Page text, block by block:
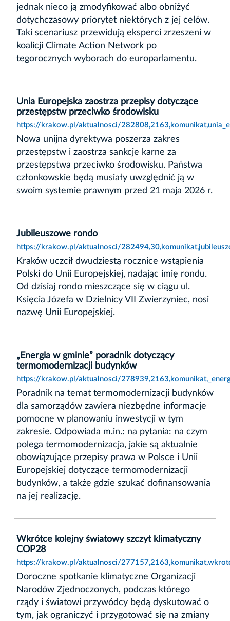
jednak nieco ją zmodyfikować albo obniżyć
dotychczasowy priorytet niektórych z jej celów.
Taki scenariusz przewidują eksperci zrzeszeni w
koalicji Climate Action Network po
tegorocznych wyborach do europarlamentu.
Unia Europejska zaostrza przepisy dotyczące
przestępstw przeciwko środowisku
https://krakow.pl/aktualnosci/
Nowa unijna dyrektywa poszerza zakres
przestępstw i zaostrza sankcje karne za
przestępstwa przeciwko środowisku. Państwa
członkowskie będą musiały uwzględnić ją w
swoim systemie prawnym przed 21 maja 2026 r.
Jubileuszowe rondo
https://krakow.pl/aktualnosci/
Kraków uczcił dwudziestą rocznice wstąpienia
Polski do Unii Europejskiej, nadając imię rondu.
Od dzisiaj rondo mieszczące się w ciągu ul.
Księcia Józefa w Dzielnicy VII Zwierzyniec, nosi
nazwę Unii Europejskiej.
„Energia w gminie” poradnik dotyczący
termomodernizacji budynków
https://krakow.pl/aktualnosci/
Poradnik na temat termomodernizacji budynków
dla samorządów zawiera niezbędne informacje
pomocne w planowaniu inwestycji w tym
zakresie. Odpowiada m.in.: na pytania: na czym
polega termomodernizacja, jakie są aktualnie
obowiązujące przepisy prawa w Polsce i Unii
Europejskiej dotyczące termomodernizacji
budynków, a także gdzie szukać dofinansowania
na jej realizację.
Wkrótce kolejny światowy szczyt klimatyczny
COP28
https://krakow.pl/aktualnosci/
Doroczne spotkanie klimatyczne Organizacji
Narodów Zjednoczonych, podczas którego
rządy i światowi przywódcy będą dyskutować o
tym, jak ograniczyć i przygotować się na zmiany